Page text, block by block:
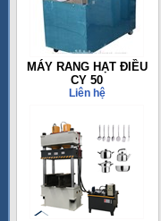
MÁY RANG HẠT ĐIỀU
CY 50
Liên hệ